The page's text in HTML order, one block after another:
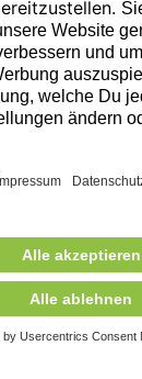
Reise!